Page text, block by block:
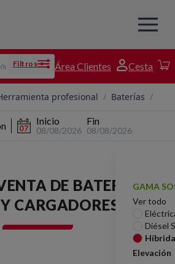
Filtros Área Clientes Cesta
profesional / Baterías /
Inicio
08/08/2026
Fin
08/08/2026
GAMA
Ver todo
Diésel
Híbrida
Elevación
DE BATERÍAS DE
CARGADORES